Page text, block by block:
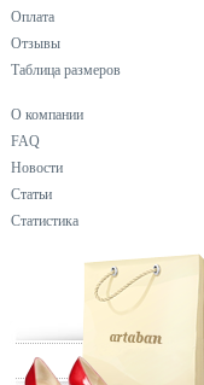
Оплата
Отзывы
Таблица размеров
О компании
FAQ
Новости
Статьи
Статистика